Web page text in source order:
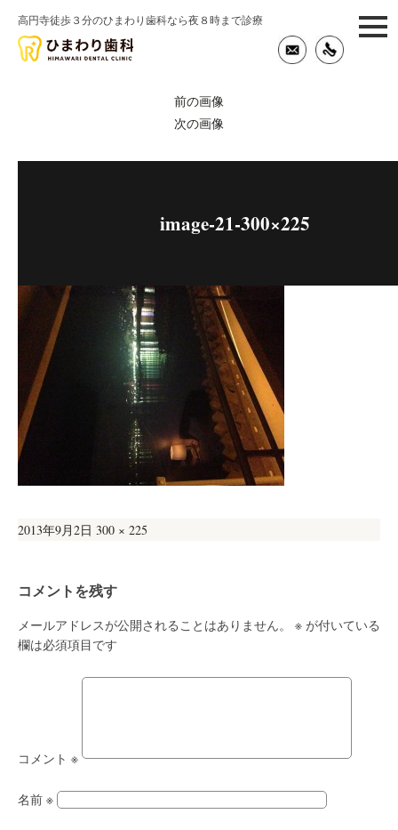
高円寺徒歩３分のひまわり歯科なら夜８時まで診療
前の画像
次の画像
image-21-300×225
投
2013年9月2日 フ
イ
ズ
300 × 225
コメントを残す
メールアドレスが公開されることはありません。 ※ が付いている
欄は必須項目です
コメント ※
名前 ※